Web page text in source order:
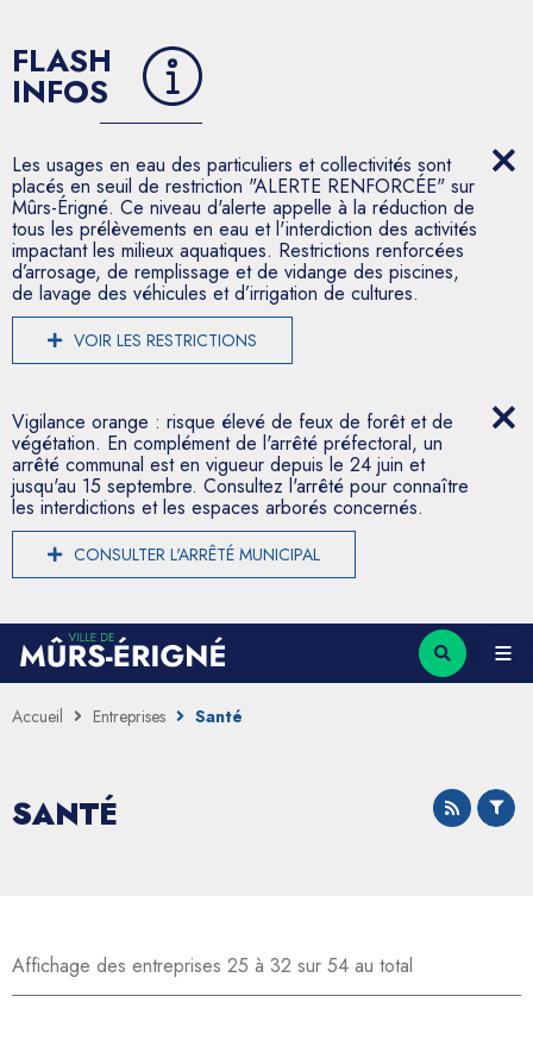
FLASH
INFOS
Les usages en eau des particuliers et collectivités sont
placés en seuil de restriction "ALERTE RENFORCÉE" sur
Mûrs-Érigné. Ce niveau d'alerte appelle à la réduction de
tous les prélèvements en eau et l'interdiction des activités
impactant les milieux aquatiques. Restrictions renforcées
d’arrosage, de remplissage et de vidange des piscines,
de lavage des véhicules et d’irrigation de cultures.
VOIR LES RESTRICTIONS
Vigilance orange : risque élevé de feux de forêt et de
végétation. En complément de l'arrêté préfectoral, un
arrêté communal est en vigueur depuis le 24 juin et
jusqu'au 15 septembre. Consultez l'arrêté pour connaître
les interdictions et les espaces arborés concernés.
CONSULTER L'ARRÊTÉ MUNICIPAL
Accueil Entreprises Santé
SANTÉ
Affichage des entreprises 25 à 32 sur 54 au total